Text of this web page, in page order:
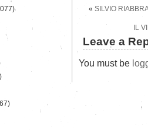
« SILVIO
IL
Leave a
You must be